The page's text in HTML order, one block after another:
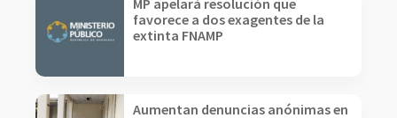
MP apelará resolución que
favorece a dos exagentes de la
extinta FNAMP
Aumentan denuncias anónimas en